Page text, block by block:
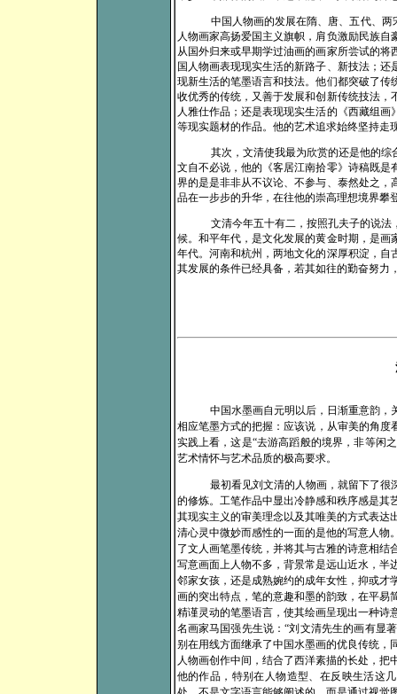
中国人物画的发展在隋、唐、五代、
人物画家高扬爱国主义旗帜，肩负激励民族
从国外归来或早期学过油画的画家所尝试的
国人物画表现现实生活的新路子、新技法；
现新生活的笔墨语言和技法。他们都突破了
收优秀的传统，又善于发展和创新传统技法
人雅仕作品；还是表现现实生活的《西藏组
等现实题材的作品。他的艺术追求始终坚持走
其次，文清使我最为欣赏的还是他的
文自不必说，他的《客居江南拾零》诗稿既
界的是是非非从不议论、不参与、泰然处之
品在一步步的升华，在往他的崇高理想境界攀
文清今年五十有二，按照孔夫子的说
候。和平年代，是文化发展的黄金时期，是
年代。河南和杭州，两地文化的深厚积淀，
其发展的条件已经具备，若其如往的勤奋努力
中国水墨画自元明以后，日渐重意韵
相应笔墨方式的把握：应该说，从审美的角度
实践上看，这是“去游高蹈般的境界，非等闲
艺术情怀与艺术品质的极高要求。
最初看见刘文清的人物画，就留下了
的修炼。工笔作品中显出冷静感和秩序感是
其现实主义的审美理念以及其唯美的方式表达
清心灵中微妙而感性的一面的是他的写意人
了文人画笔墨传统，并将其与古雅的诗意相
写意画面上人物不多，背景常是远山近水，
邻家女孩，还是成熟婉约的成年女性，抑或
画的突出特点，笔的意趣和墨的韵致，在平
精谨灵动的笔墨语言，使其绘画呈现出一种
名画家马国强先生说：“刘文清先生的画有显
别在用线方面继承了中国水墨画的优良传统
人物画创作中间，结合了西洋素描的长处，
他的作品，特别在人物造型、在反映生活这